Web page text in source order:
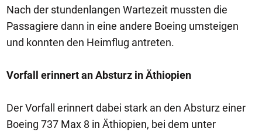
Nach der stundenlangen Wartezeit mussten die
Passagiere dann in eine andere Boeing umsteigen
und konnten den Heimflug antreten.
Vorfall erinnert an Absturz in Äthiopien
Der Vorfall erinnert dabei stark an den Absturz einer
Boeing 737 Max 8 in Äthiopien, bei dem unter